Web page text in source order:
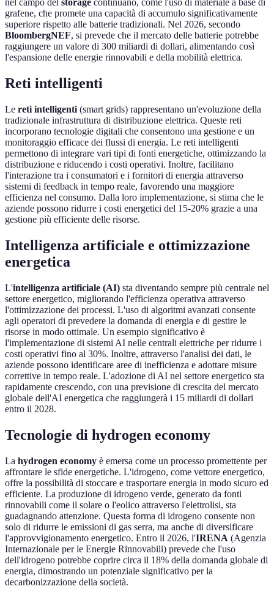
nel campo del storage continuano, come l'uso di materiale a base di
grafene, che promete una capacità di accumulo significativamente
superiore rispetto alle batterie tradizionali. Nel 2026, secondo
BloombergNEF, si prevede che il mercato delle batterie potrebbe
raggiungere un valore di 300 miliardi di dollari, alimentando così
l'espansione delle energie rinnovabili e della mobilità elettrica.
Reti intelligenti
Le reti intelligenti (smart grids) rappresentano un'evoluzione della
tradizionale infrastruttura di distribuzione elettrica. Queste reti
incorporano tecnologie digitali che consentono una gestione e un
monitoraggio efficace dei flussi di energia. Le reti intelligenti
permettono di integrare vari tipi di fonti energetiche, ottimizzando la
distribuzione e riducendo i costi operativi. Inoltre, facilitano
l'interazione tra i consumatori e i fornitori di energia attraverso
sistemi di feedback in tempo reale, favorendo una maggiore
efficienza nel consumo. Dalla loro implementazione, si stima che le
aziende possono ridurre i costi energetici del 15-20% grazie a una
gestione più efficiente delle risorse.
Intelligenza artificiale e ottimizzazione
energetica
L'intelligenza artificiale (AI) sta diventando sempre più centrale nel
settore energetico, migliorando l'efficienza operativa attraverso
l'ottimizzazione dei processi. L'uso di algoritmi avanzati consente
agli operatori di prevedere la domanda di energia e di gestire le
risorse in modo ottimale. Un esempio significativo è
l'implementazione di sistemi AI nelle centrali elettriche per ridurre i
costi operativi fino al 30%. Inoltre, attraverso l'analisi dei dati, le
aziende possono identificare aree di inefficienza e adottare misure
correttive in tempo reale. L'adozione di AI nel settore energetico sta
rapidamente crescendo, con una previsione di crescita del mercato
globale dell'AI energetica che raggiungerà i 15 miliardi di dollari
entro il 2028.
Tecnologie di hydrogen economy
La hydrogen economy è emersa come un processo promettente per
affrontare le sfide energetiche. L'idrogeno, come vettore energetico,
offre la possibilità di stoccare e trasportare energia in modo sicuro ed
efficiente. La produzione di idrogeno verde, generato da fonti
rinnovabili come il solare o l'eolico attraverso l'elettrolisi, sta
guadagnando attenzione. Questa forma di idrogeno consente non
solo di ridurre le emissioni di gas serra, ma anche di diversificare
l'approvvigionamento energetico. Entro il 2026, l'IRENA (Agenzia
Internazionale per le Energie Rinnovabili) prevede che l'uso
dell'idrogeno potrebbe coprire circa il 18% della domanda globale di
energia, dimostrando un potenziale significativo per la
decarbonizzazione della società.